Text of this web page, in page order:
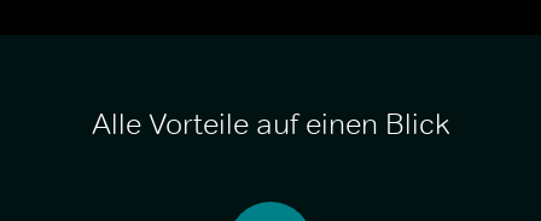
Alle Vorteile auf einen Blick